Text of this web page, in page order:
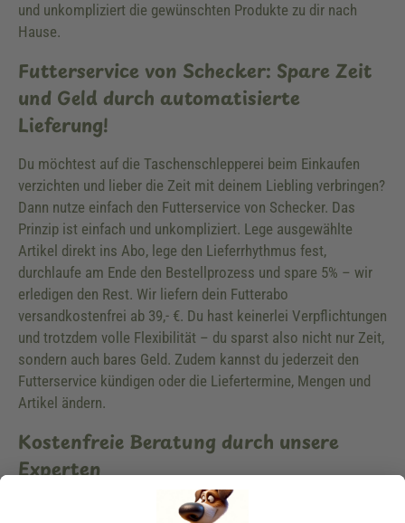
und unkompliziert die gewünschten Produkte zu dir nach
Hause.
Futterservice von Schecker: Spare Zeit
und Geld durch automatisierte
Lieferung!
Du möchtest auf die Taschenschlepperei beim Einkaufen
verzichten und lieber die Zeit mit deinem Liebling verbringen?
Dann nutze einfach den Futterservice von Schecker. Das
Prinzip ist einfach und unkompliziert. Lege ausgewählte
Artikel direkt ins Abo, lege den Lieferrhythmus fest,
durchlaufe am Ende den Bestellprozess und spare 5% – wir
erledigen den Rest. Wir liefern dein Futterabo
versandkostenfrei ab 39,- €. Du hast keinerlei Verpflichtungen
und trotzdem volle Flexibilität – du sparst also nicht nur Zeit,
sondern auch bares Geld. Zudem kannst du jederzeit den
Futterservice kündigen oder die Liefertermine, Mengen und
Artikel ändern.
Kostenfreie Beratung durch unsere
Experten
Du hast Fragen zu unserem Hundeshop, der Ernährung deines